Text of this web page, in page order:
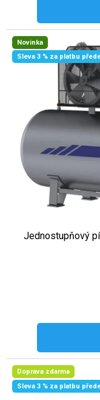
Novinka
Sleva 3 % za platbu
Jednostupňový
Doprava zdarma
Sleva 3 % za platbu